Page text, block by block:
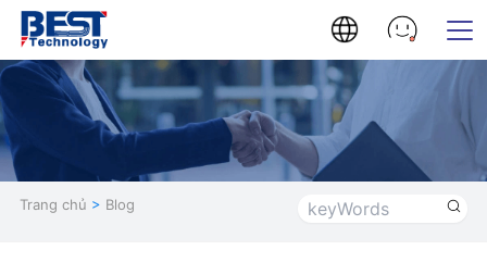
Trang chủ > Blog